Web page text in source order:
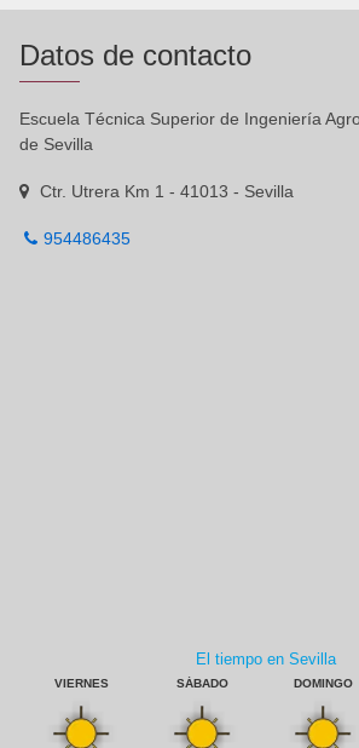
Datos de contacto
Escuela Técnica Superior de Ingeniería
de Sevilla
Ctr. Utrera Km 1 - 41013 - Sevilla
954486435